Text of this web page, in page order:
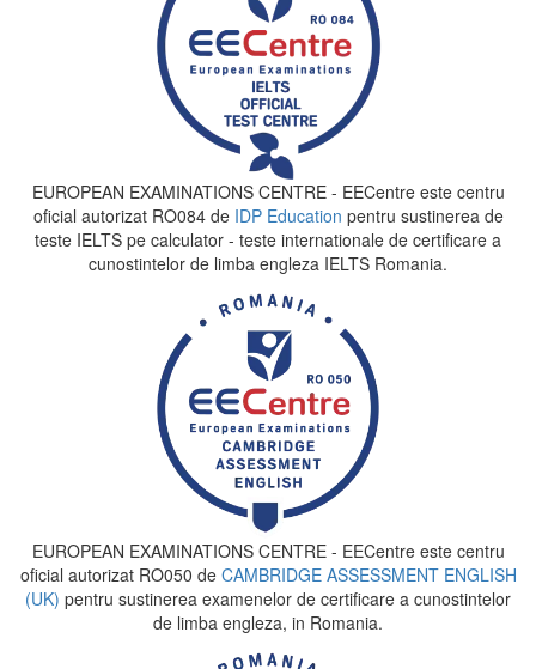
EUROPEAN EXAMINATIONS CENTRE - EECentre este centru
oficial autorizat RO084 de IDP Education pentru sustinerea de
teste IELTS pe calculator - teste internationale de certificare a
cunostintelor de limba engleza IELTS Romania.
EUROPEAN EXAMINATIONS CENTRE - EECentre este centru
oficial autorizat RO050 de CAMBRIDGE ASSESSMENT ENGLISH
(UK) pentru sustinerea examenelor de certificare a cunostintelor
de limba engleza, in Romania.